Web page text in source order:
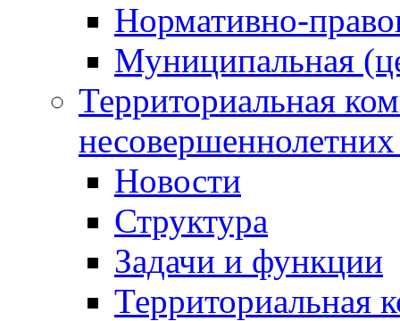
Нормативно-
Муниципальная
Территориальная
Новости
Структура
Задачи и функции
Территориальная